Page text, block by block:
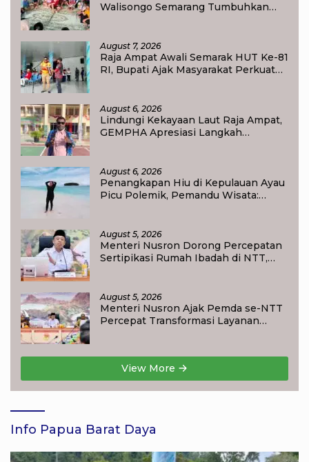
Walisongo Semarang Tumbuhkan
August 7, 2026
Raja Ampat Awali Semarak HUT Ke-81
RI, Bupati Ajak Masyarakat Perkuat
August 6, 2026
Lindungi Kekayaan Laut Raja Ampat,
GEMPHA Apresiasi Langkah
August 6, 2026
Penangkapan Hiu di Kepulauan Ayau
Picu Polemik, Pemandu Wisata:
August 5, 2026
Menteri Nusron Dorong Percepatan
Sertipikasi Rumah Ibadah di NTT,
August 5, 2026
Menteri Nusron Ajak Pemda se-NTT
Percepat Transformasi Layanan
View More
Info Papua Barat Daya